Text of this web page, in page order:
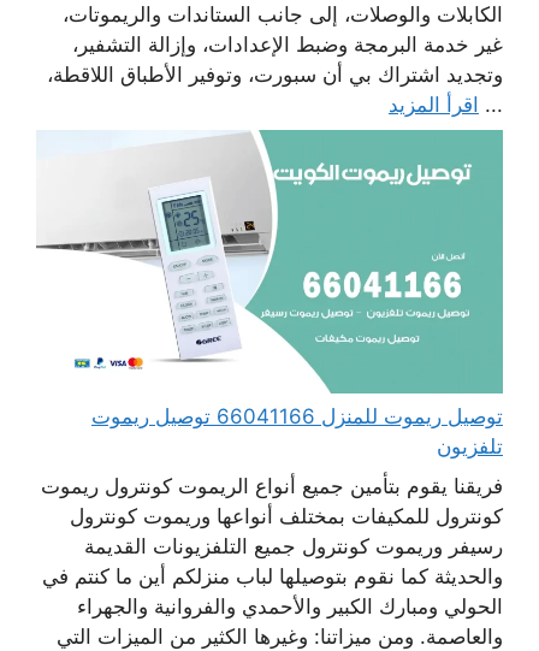
الكابلات والوصلات، إلى جانب الستاندات والريموتات،
غير خدمة البرمجة وضبط الإعدادات، وإزالة التشفير،
وتجديد اشتراك بي أن سبورت، وتوفير الأطباق اللاقطة،
... اقرأ المزيد
توصيل ريموت للمنزل 66041166 توصيل ريموت
تلفزيون
فريقنا يقوم بتأمين جميع أنواع الريموت كونترول ريموت
كونترول للمكيفات بمختلف أنواعها وريموت كونترول
رسيفر وريموت كونترول جميع التلفزيونات القديمة
والحديثة كما نقوم بتوصيلها لباب منزلكم أين ما كنتم في
الحولي ومبارك الكبير والأحمدي والفروانية والجهراء
والعاصمة. ومن ميزاتنا: وغيرها الكثير من الميزات التي